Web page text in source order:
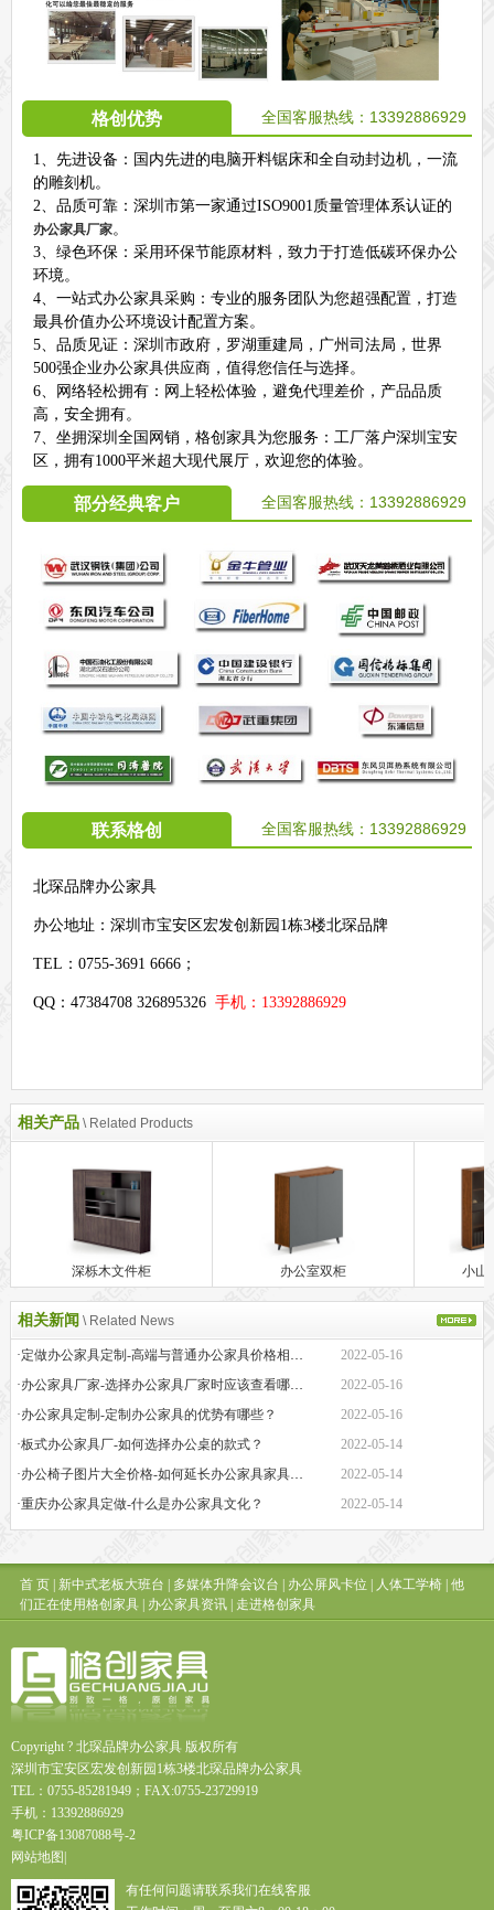
格创优势 全国客服热线：13392886929
1、先进设备：国内先进的电脑开料锯床和全自动封边机，一流
的雕刻机。
2、品质可靠：深圳市第一家通过ISO9001质量管理体系认证的
办公家具厂家。
3、绿色环保：采用环保节能原材料，致力于打造低碳环保办公
环境。
4、一站式办公家具采购：专业的服务团队为您超强配置，打造
最具价值办公环境设计配置方案。
5、品质见证：深圳市政府，罗湖重建局，广州司法局，世界
500强企业办公家具供应商，值得您信任与选择。
6、网络轻松拥有：网上轻松体验，避免代理差价，产品品质
高，安全拥有。
7、坐拥深圳全国网销，格创家具为您服务：工厂落户深圳宝安
区，拥有1000平米超大现代展厅，欢迎您的体验。
部分经典客户 全国客服热线： 13392886929
联系格创 全国客服热线： 13392886929
北琛品牌办公家具
办公地址： 深圳市宝安区宏发创新园1栋3楼北琛品牌
TEL：0755-3691 6666；
QQ：47384708 326895326 手机：13392886929
相关产品 \ Related Products
深栎木文件柜 办公室双柜 小山
相关新闻 \ Related News
2022-05-16
·办公家具厂家-选择办公家具厂家时应该查看哪些方面？
2022-05-16
·办公家具定制-定制办公家具的优势有哪些？
2022-05-16
·板式办公家具厂-如何选择办公桌的款式？
2022-05-14
·办公椅子图片大全价格-如何延长办公家具家具的保质期？
2022-05-14
·重庆办公家具定做-什么是办公家具文化？
2022-05-14
首 页| 新中式老板大班台 | 多媒体升降会议台 | 办公屏风卡位 | 人体工学椅| 他
们正在使用格创家具| 办公家具资讯| 走进格创家具
Copyright ? 北琛品牌办公家具 版权所有
深圳市宝安区宏发创新园1栋3楼北琛品牌办公家具
TEL：0755-85281949；FAX:0755-23729919
手机：13392886929
粤ICP备13087088号-2
网站地图|
有任何问题请联系我们在线客服